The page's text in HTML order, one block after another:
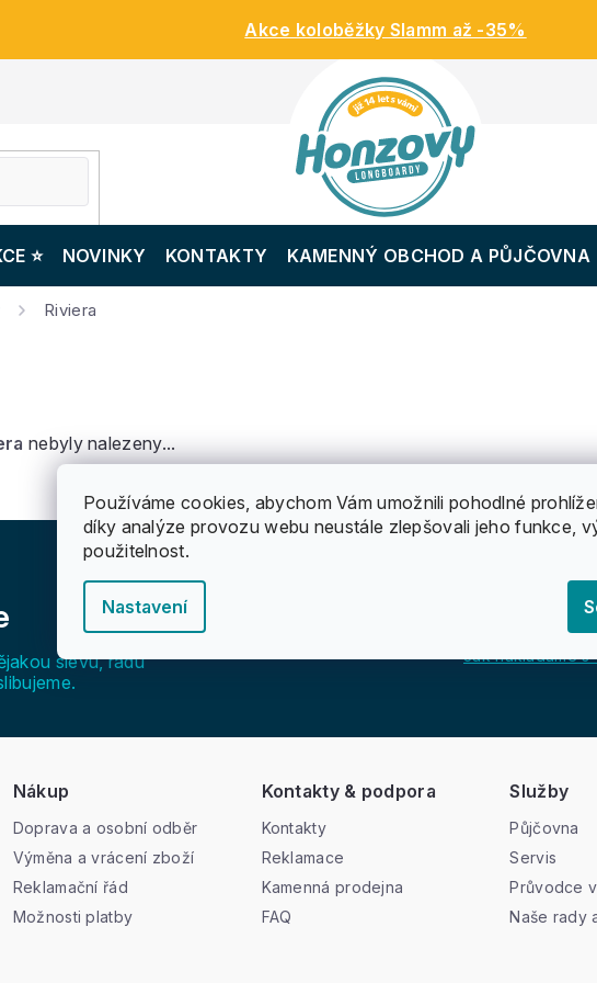
Používáme cookies, abychom Vám umožnili pohodlné
díky analýze provozu webu neustále zlepšovali jeho funkce,
použitelnost.
Nastavení
Akce koloběžky Slamm až -35%
⭐️ NOVINKY KONTAKTY KAMENNÝ OBCHOD A PŮJČOVNA
Riviera
nebyly nalezeny...
slevu, radu
Jak nakládáme s
Nákup
Doprava a osobní odběr
Výměna a vrácení zboží
Reklamační řád
Možnosti platby
Kontakty & podpora
Kontakty
Reklamace
Kamenná prodejna
FAQ
Služby
Půjčovna
Servis
Průvodce
Naše rady